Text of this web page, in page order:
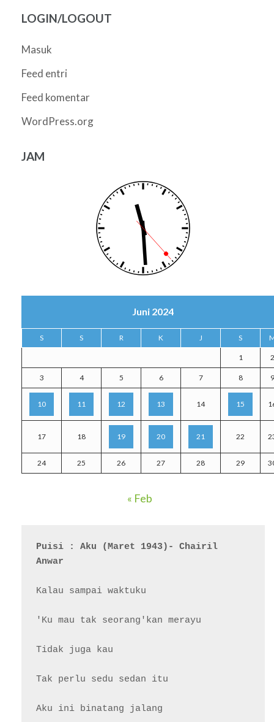
LOGIN/LOGOUT
Masuk
Feed entri
Feed komentar
WordPress.org
JAM
Juni 2024
S S R K J S
1 2
3 4 5 6 7 8 9
10 11 12 13 14 15
17 18 19 20 21 22
24 25 26 27 28 29
« Feb
Puisi : Aku (Maret 1943)- Chairil
Anwar
Kalau sampai waktuku
'Ku mau tak seorang'kan merayu
Tidak juga kau
Tak perlu sedu sedan itu
Aku ini binatang jalang